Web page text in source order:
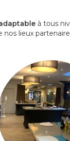
à tous
nos lieux